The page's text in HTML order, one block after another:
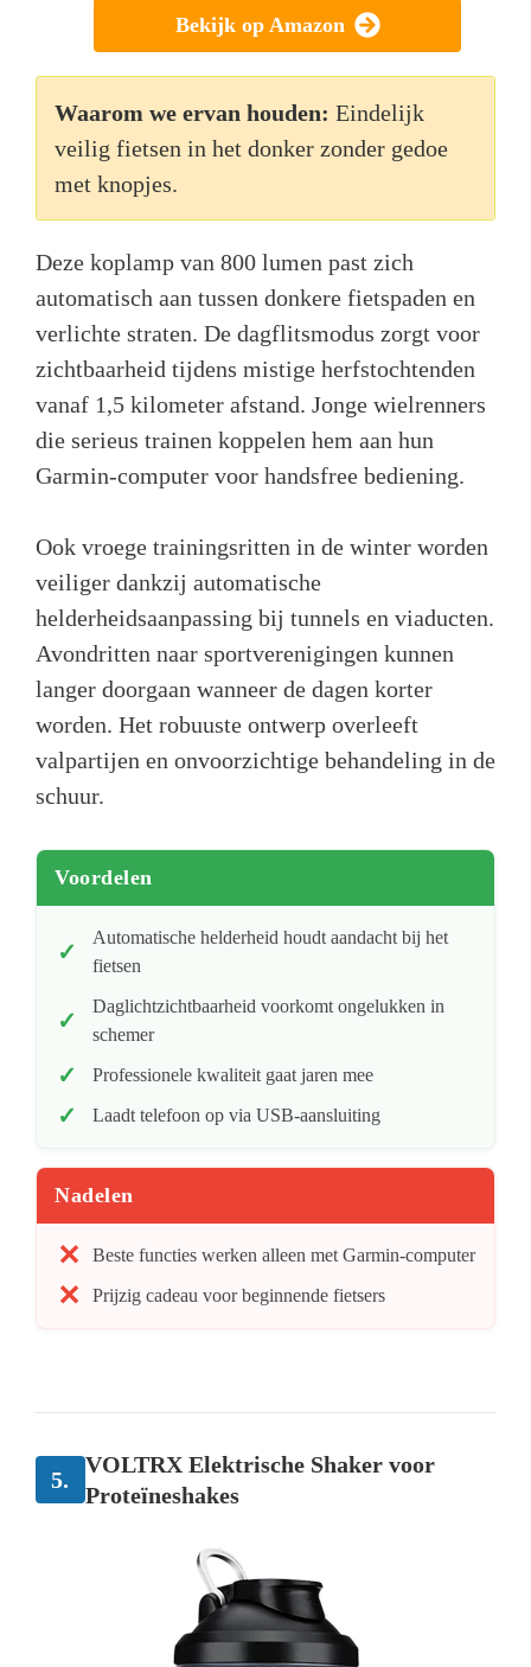
Bekijk op Amazon
Waarom we ervan houden: Eindelijk
veilig fietsen in het donker zonder gedoe
met knopjes.
Deze koplamp van 800 lumen past zich
automatisch aan tussen donkere fietspaden en
verlichte straten. De dagflitsmodus zorgt voor
zichtbaarheid tijdens mistige herfstochtenden
vanaf 1,5 kilometer afstand. Jonge wielrenners
die serieus trainen koppelen hem aan hun
Garmin-computer voor handsfree bediening.
Ook vroege trainingsritten in de winter worden
veiliger dankzij automatische
helderheidsaanpassing bij tunnels en viaducten.
Avondritten naar sportverenigingen kunnen
langer doorgaan wanneer de dagen korter
worden. Het robuuste ontwerp overleeft
valpartijen en onvoorzichtige behandeling in de
schuur.
Voordelen
Automatische helderheid houdt aandacht bij het
fietsen
Daglichtzichtbaarheid voorkomt ongelukken in
schemer
Professionele kwaliteit gaat jaren mee
Laadt telefoon op via USB-aansluiting
Nadelen
Beste functies werken alleen met Garmin-computer
Prijzig cadeau voor beginnende fietsers
5.
VOLTRX Elektrische Shaker voor
Proteïneshakes